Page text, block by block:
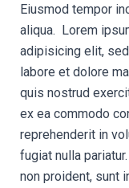
Eiusmod tempor
aliqua. Lorem
adipisicing elit,
labore et dolore
quis nostrud
ex ea commodo
reprehenderit in
fugiat nulla
non proident, sunt